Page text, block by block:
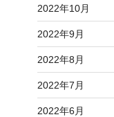
2022年10月
2022年9月
2022年8月
2022年7月
2022年6月